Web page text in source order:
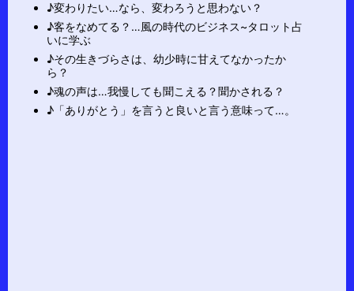
♪変わりたい…なら、変わろうと思わない？
♪客をなめてる？…風の時代のビジネス~タロット占
いに学ぶ
♪その生きづらさは、幼少時に甘えてなかったか
ら？
♪魂の声は…我慢しても聞こえる？聞かされる？
♪「ありがとう」を言うと良いと言う意味って…。